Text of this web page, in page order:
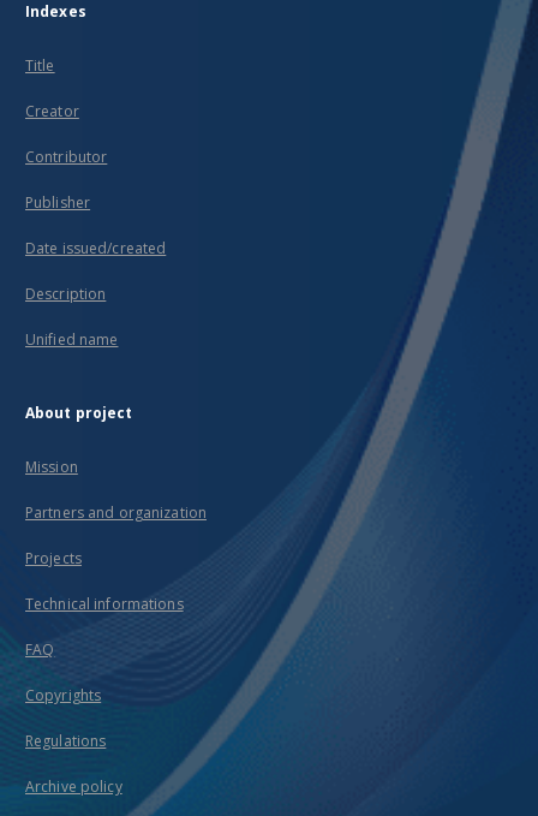
Indexes
Title
Creator
Contributor
Publisher
Date issued/created
Description
Unified name
About project
Mission
Partners and organization
Projects
Technical informations
FAQ
Copyrights
Regulations
Archive policy